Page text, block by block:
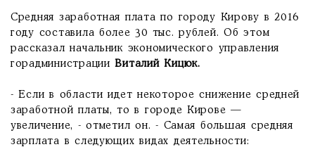
Средняя заработная плата по городу Кирову в 2016
году составила более 30 тыс. рублей. Об этом
рассказал начальник экономического управления
горадминистрацииВиталий Кицюк.
- Если в области идет некоторое снижение средней
заработной платы, то в городе Кирове —
увеличение, - отметил он. - Самая большая средняя
зарплата в следующих видах деятельности: